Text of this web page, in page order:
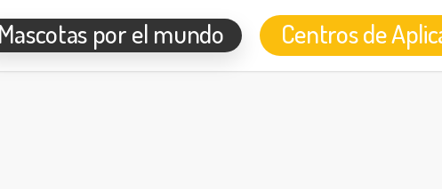
Mascotas por el mundo Centros de